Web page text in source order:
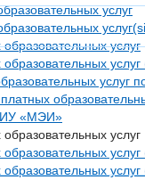
услуг
услуг
услуг
услуг
«МЭИ»
услуг
услуг
услуг